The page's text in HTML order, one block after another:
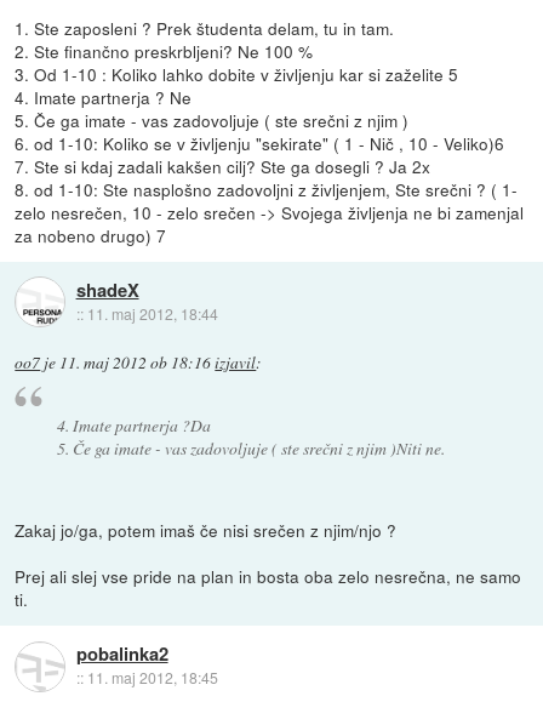
1. Ste zaposleni ? Prek študenta delam, tu in tam.
2. Ste finančno preskrbljeni? Ne 100 %
3. Od 1-10 : Koliko lahko dobite v življenju kar si zaželite 5
4. Imate partnerja ? Ne
5. Če ga imate - vas zadovoljuje ( ste srečni z njim )
6. od 1-10: Koliko se v življenju "sekirate" ( 1 - Nič , 10 - Veliko)6
7. Ste si kdaj zadali kakšen cilj? Ste ga dosegli ? Ja 2x
8. od 1-10: Ste nasplošno zadovoljni z življenjem, Ste srečni ? ( 1-
zelo nesrečen, 10 - zelo srečen -> Svojega življenja ne bi zamenjal
za nobeno drugo) 7
shadeX
:: 11. maj 2012, 18:44
oo7 je 11. maj 2012 ob 18:16izjavil:
4. Imate partnerja ?Da
5. Če ga imate - vas zadovoljuje ( ste srečni z njim )Niti ne.
Zakaj jo/ga, potem imaš če nisi srečen z njim/njo ?
Prej ali slej vse pride na plan in bosta oba zelo nesrečna, ne samo
ti.
pobalinka2
:: 11. maj 2012, 18:45